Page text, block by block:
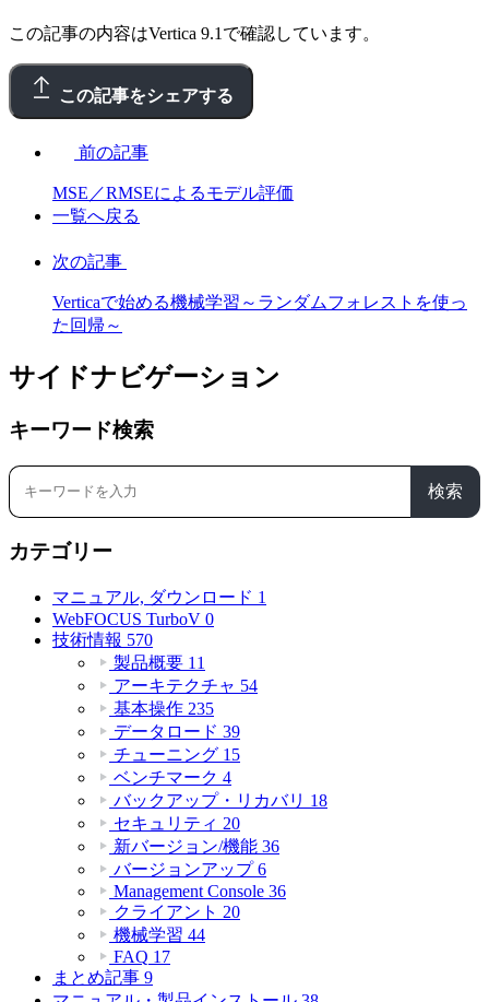
この記事の内容はVertica 9.1で確認しています。
この記事をシェアする
前の記事
MSE／RMSEによるモデル評価
一覧へ戻る
次の記事
Verticaで始める機械学習～ランダムフォレストを使っ
た回帰～
サイドナビゲーション
キーワード検索
検索
カテゴリー
マニュアル, ダウンロード 1
WebFOCUS TurboV 0
技術情報 570
製品概要 11
アーキテクチャ 54
基本操作 235
データロード 39
チューニング 15
ベンチマーク 4
バックアップ・リカバリ 18
セキュリティ 20
新バージョン/機能 36
バージョンアップ 6
Management Console 36
クライアント 20
機械学習 44
FAQ 17
まとめ記事 9